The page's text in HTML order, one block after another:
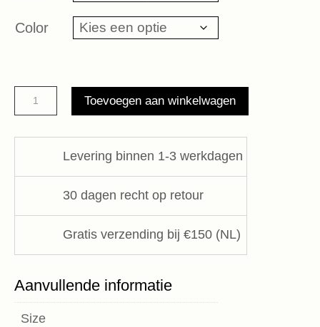
Color
Waistcoat
sleeveless
Toevoegen aan winkelwagen
Levering binnen 1-3 werkdagen
30 dagen recht op retour
Gratis verzending bij €150 (NL)
Aanvullende informatie
Size